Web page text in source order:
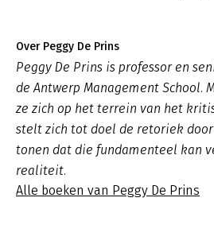
Over Peggy De Prins
Peggy De Prins is professor en
de Antwerp Management School.
ze zich op het terrein van het
stelt zich tot doel de retoriek
tonen dat die fundamenteel kan
realiteit.
Alle boeken van Peggy De Prins